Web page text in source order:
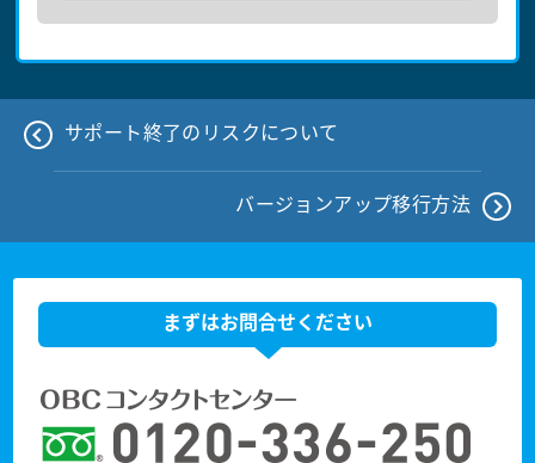
サポート終了のリスクについて
バージョンアップ移行方法
まずはお問合せください